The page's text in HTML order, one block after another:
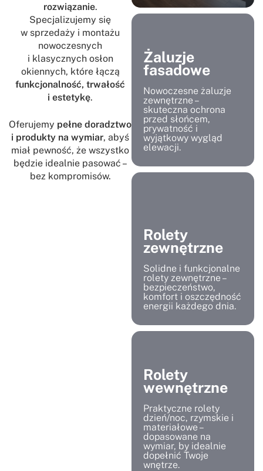
rozwiązanie.
Specjalizujemy się
w sprzedaży i montażu
nowoczesnych
i klasycznych osłon
okiennych, które łączą
funkcjonalność, trwałość
i estetykę.
Oferujemy pełne doradztwo
i produkty na wymiar, abyś
miał pewność, że wszystko
będzie idealnie pasować –
bez kompromisów.
Żaluzje
fasadowe
Nowoczesne żaluzje
zewnętrzne –
skuteczna ochrona
przed słońcem,
prywatność i
wyjątkowy wygląd
elewacji.
Rolety
zewnętrzne
Solidne i funkcjonalne
rolety zewnętrzne –
bezpieczeństwo,
komfort i oszczędność
energii każdego dnia.
Rolety
wewnętrzne
Praktyczne rolety
dzień/noc, rzymskie i
materiałowe –
dopasowane na
wymiar, by idealnie
dopełnić Twoje
wnętrze.